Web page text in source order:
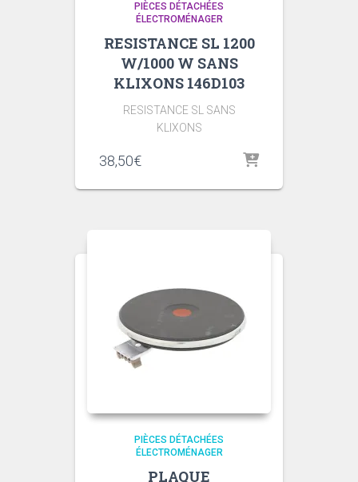
PIÈCES DÉTACHÉES
ÉLECTROMÉNAGER
RESISTANCE SL 1200
W/1000 W SANS
KLIXONS 146D103
RESISTANCE SL SANS
KLIXONS
38,50€
PIÈCES DÉTACHÉES
ÉLECTROMÉNAGER
PLAQUE